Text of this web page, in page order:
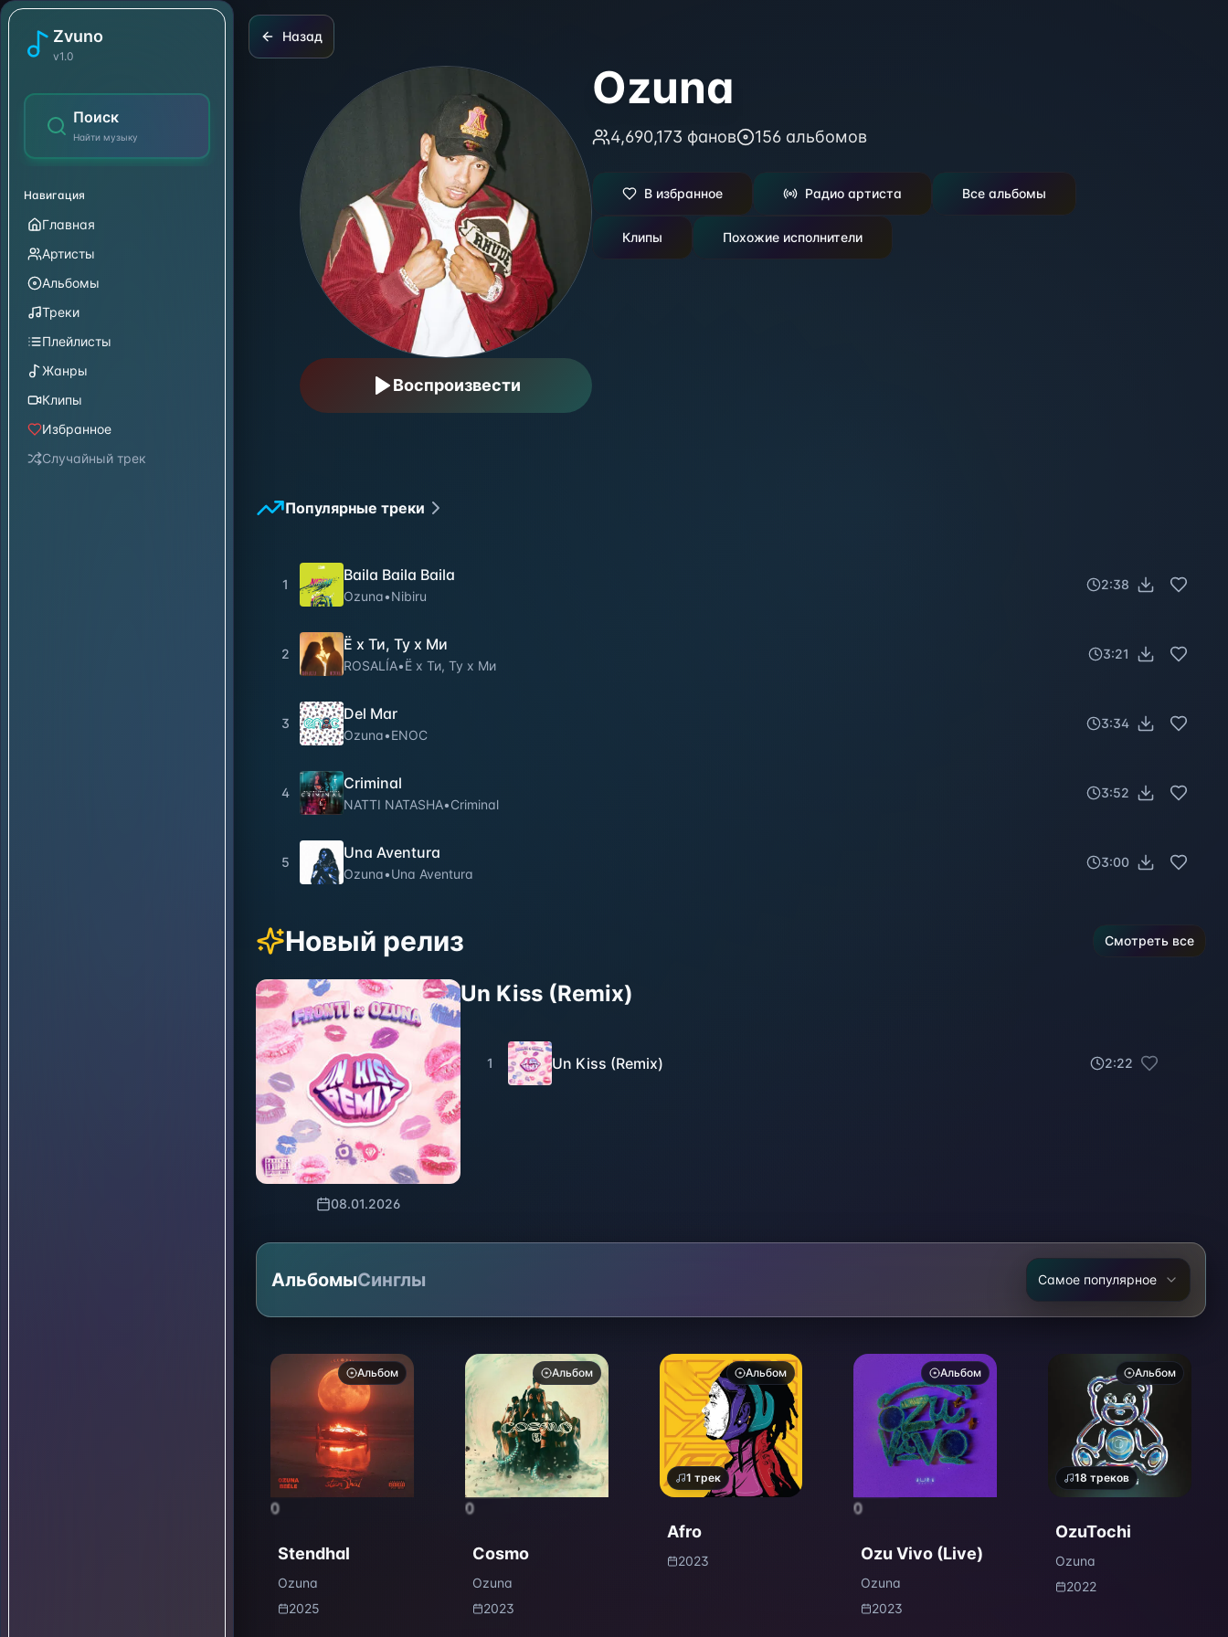
Zvuno
v1.0
Поиск
Найти музыку
Навигация
Главная
Артисты
Альбомы
Треки
Плейлисты
Жанры
Клипы
Избранное
Случайный трек
Ozuna
Назад
Воспроизвести
Ozuna
4,690,173 фанов 156 альбомов
В избранное Радио артиста Все альбомы
Клипы Похожие исполнители
Популярные треки
1
Baila Baila Baila
Ozuna•Nibiru
2:38
2
Ё x Ти, Ту x Ми
ROSALÍA•Ё x Ти, Ту x Ми
3:21
3
Del Mar
Ozuna•ENOC
3:34
4
Criminal
NATTI NATASHA•Criminal
3:52
5
Una Aventura
Ozuna•Una Aventura
3:00
Новый релиз Смотреть все
08.01.2026
Un Kiss (Remix)
1 Un Kiss (Remix) 2:22
АльбомыСинглы Самое популярное
Альбом
0
Stendhal
Ozuna
2025
Альбом
0
Cosmo
Ozuna
2023
Альбом
1 трек
Afro
2023
Альбом
0
Ozu Vivo (Live)
Ozuna
2023
Альбом
18 треков
OzuTochi
Ozuna
2022